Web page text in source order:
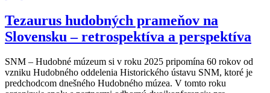
Tezaurus hudobných prameňov na
Slovensku – retrospektíva a perspektíva
SNM – Hudobné múzeum si v roku 2025 pripomína 60 rokov od
vzniku Hudobného oddelenia Historického ústavu SNM, ktoré je
predchodcom dnešného Hudobného múzea. V tomto roku